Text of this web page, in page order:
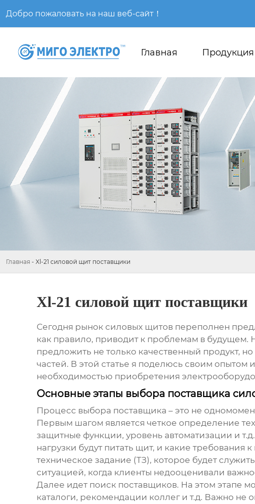
Добро пожаловать на наш веб-сайт！
Главная Продукция
Главная - Xl-21 силовой щит поставщики
Xl-21 силовой щит поставщики
Сегодня рынок силовых щитовпереполнен
как правило, приводит к проблемам в будущем.
предложить не только качественный продукт,
частей. В этой статье я поделюсь своим опытом
необходимостью приобретения
Основные этапы выбора поставщика
Процесс выбора поставщика – это не
Первым шагом является четкое определение
защитные функции, уровень автоматизации и
нагрузки будут питать щит, и какие
техническое задание (ТЗ), которое будет
ситуацией, когда клиенты недооценивали
Далее идет поиск поставщиков. На этом этапе
каталоги, рекомендации коллег и т.д. Важно